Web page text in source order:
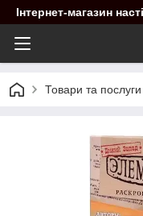
Інтернет-магазин
Товари та послуги